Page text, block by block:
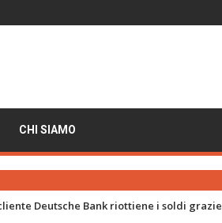
CHI SIAMO
Deutsche Bank riottiene i soldi